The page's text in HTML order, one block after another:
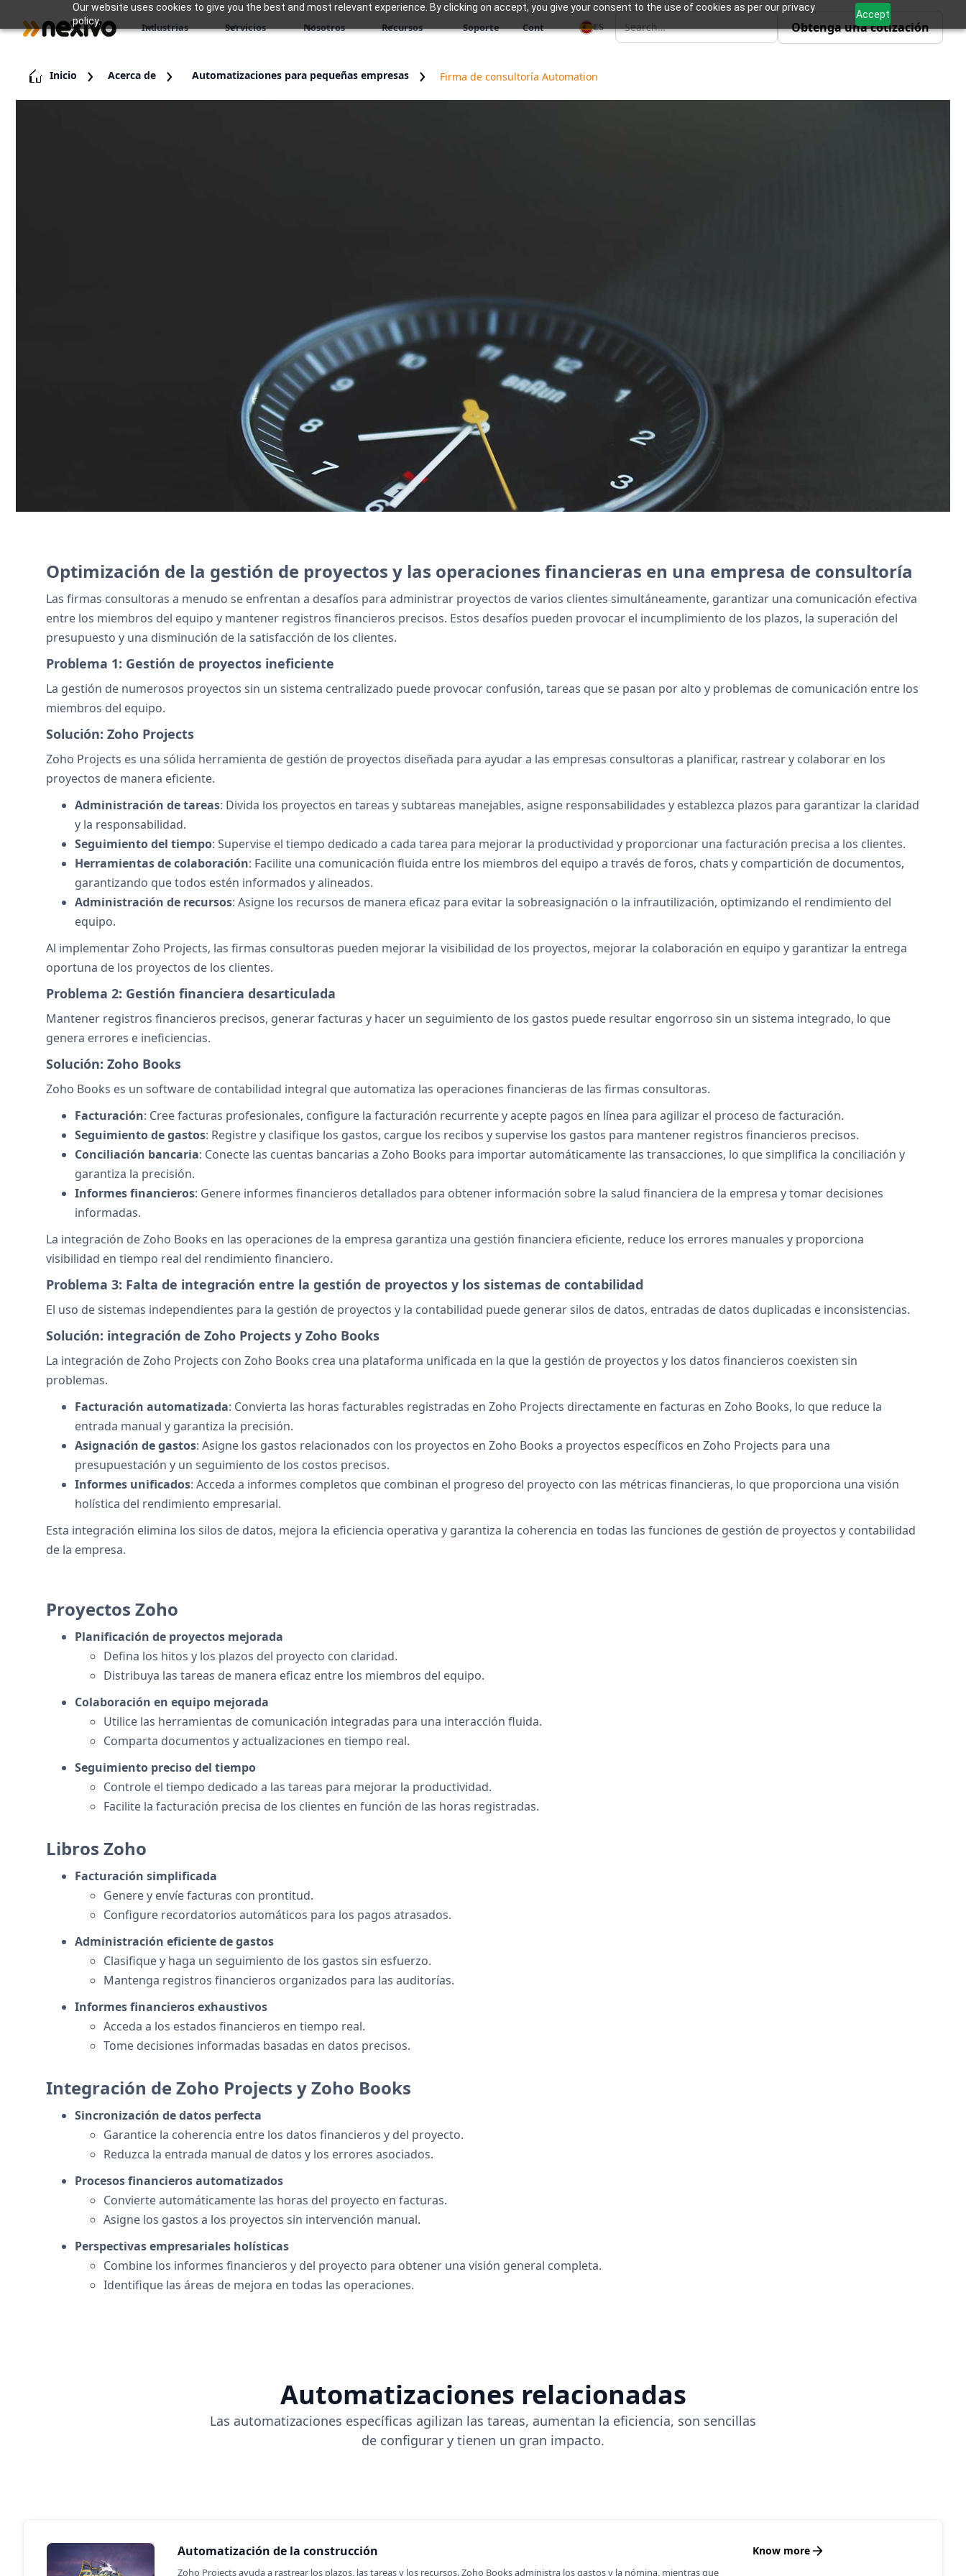
Our website uses cookies to give you the best and most relevant experience. By clicking on accept, you give your consent to the use of cookies as per our privacy
policy.
Accept
Industrias Servicios Nosotros Recursos Soporte Cont ES Obtenga una cotización
Inicio Acerca de Automatizaciones para pequeñas empresas Firma de consultoría Automation
Las empresas consultoras utilizan Zoho CRM para gestionar los proyectos de los clientes y los posibles clientes potenciales,
mientras que Zoho Projects hace un seguimiento del trabajo de los clientes. Zoho Books simplifica la facturación a los clientes y
Zoho Sign gestiona los contratos digitales de forma segura.
Póngase en contacto con nosotros
Optimización de la gestión de proyectos y las operaciones financieras en una empresa de consultoría
Las firmas consultoras a menudo se enfrentan a desafíos para administrar proyectos de varios clientes simultáneamente, garantizar una comunicación efectiva
entre los miembros del equipo y mantener registros financieros precisos. Estos desafíos pueden provocar el incumplimiento de los plazos, la superación del
presupuesto y una disminución de la satisfacción de los clientes.
Problema 1: Gestión de proyectos ineficiente
La gestión de numerosos proyectos sin un sistema centralizado puede provocar confusión, tareas que se pasan por alto y problemas de comunicación entre los
miembros del equipo.
Solución: Zoho Projects
Zoho Projects es una sólida herramienta de gestión de proyectos diseñada para ayudar a las empresas consultoras a planificar, rastrear y colaborar en los
proyectos de manera eficiente.
Administración de tareas: Divida los proyectos en tareas y subtareas manejables, asigne responsabilidades y establezca plazos para garantizar la claridad
y la responsabilidad.
Seguimiento del tiempo: Supervise el tiempo dedicado a cada tarea para mejorar la productividad y proporcionar una facturación precisa a los clientes.
Herramientas de colaboración: Facilite una comunicación fluida entre los miembros del equipo a través de foros, chats y compartición de documentos,
garantizando que todos estén informados y alineados.
Administración de recursos: Asigne los recursos de manera eficaz para evitar la sobreasignación o la infrautilización, optimizando el rendimiento del
equipo.
Al implementar Zoho Projects, las firmas consultoras pueden mejorar la visibilidad de los proyectos, mejorar la colaboración en equipo y garantizar la entrega
oportuna de los proyectos de los clientes.
Problema 2: Gestión financiera desarticulada
Mantener registros financieros precisos, generar facturas y hacer un seguimiento de los gastos puede resultar engorroso sin un sistema integrado, lo que
genera errores e ineficiencias.
Solución: Zoho Books
Zoho Books es un software de contabilidad integral que automatiza las operaciones financieras de las firmas consultoras.
Facturación: Cree facturas profesionales, configure la facturación recurrente y acepte pagos en línea para agilizar el proceso de facturación.
Seguimiento de gastos: Registre y clasifique los gastos, cargue los recibos y supervise los gastos para mantener registros financieros precisos.
Conciliación bancaria: Conecte las cuentas bancarias a Zoho Books para importar automáticamente las transacciones, lo que simplifica la conciliación y
garantiza la precisión.
Informes financieros: Genere informes financieros detallados para obtener información sobre la salud financiera de la empresa y tomar decisiones
informadas.
La integración de Zoho Books en las operaciones de la empresa garantiza una gestión financiera eficiente, reduce los errores manuales y proporciona
visibilidad en tiempo real del rendimiento financiero.
Problema 3: Falta de integración entre la gestión de proyectos y los sistemas de contabilidad
El uso de sistemas independientes para la gestión de proyectos y la contabilidad puede generar silos de datos, entradas de datos duplicadas e inconsistencias.
Solución: integración de Zoho Projects y Zoho Books
La integración de Zoho Projects con Zoho Books crea una plataforma unificada en la que la gestión de proyectos y los datos financieros coexisten sin
problemas.
Facturación automatizada: Convierta las horas facturables registradas en Zoho Projects directamente en facturas en Zoho Books, lo que reduce la
entrada manual y garantiza la precisión.
Asignación de gastos: Asigne los gastos relacionados con los proyectos en Zoho Books a proyectos específicos en Zoho Projects para una
presupuestación y un seguimiento de los costos precisos.
Informes unificados: Acceda a informes completos que combinan el progreso del proyecto con las métricas financieras, lo que proporciona una visión
holística del rendimiento empresarial.
Esta integración elimina los silos de datos, mejora la eficiencia operativa y garantiza la coherencia en todas las funciones de gestión de proyectos y contabilidad
de la empresa.
Proyectos Zoho
Planificación de proyectos mejorada
Defina los hitos y los plazos del proyecto con claridad.
Distribuya las tareas de manera eficaz entre los miembros del equipo.
Colaboración en equipo mejorada
Utilice las herramientas de comunicación integradas para una interacción fluida.
Comparta documentos y actualizaciones en tiempo real.
Seguimiento preciso del tiempo
Controle el tiempo dedicado a las tareas para mejorar la productividad.
Facilite la facturación precisa de los clientes en función de las horas registradas.
Libros Zoho
Facturación simplificada
Genere y envíe facturas con prontitud.
Configure recordatorios automáticos para los pagos atrasados.
Administración eficiente de gastos
Clasifique y haga un seguimiento de los gastos sin esfuerzo.
Mantenga registros financieros organizados para las auditorías.
Informes financieros exhaustivos
Acceda a los estados financieros en tiempo real.
Tome decisiones informadas basadas en datos precisos.
Integración de Zoho Projects y Zoho Books
Sincronización de datos perfecta
Garantice la coherencia entre los datos financieros y del proyecto.
Reduzca la entrada manual de datos y los errores asociados.
Procesos financieros automatizados
Convierte automáticamente las horas del proyecto en facturas.
Asigne los gastos a los proyectos sin intervención manual.
Perspectivas empresariales holísticas
Combine los informes financieros y del proyecto para obtener una visión general completa.
Identifique las áreas de mejora en todas las operaciones.
Automatizaciones relacionadas
Las automatizaciones específicas agilizan las tareas, aumentan la eficiencia, son sencillas
de configurar y tienen un gran impacto.
Automatización de la construcción
Zoho Projects ayuda a rastrear los plazos, las tareas y los recursos. Zoho Books administra los gastos y la nómina, mientras que
Know more